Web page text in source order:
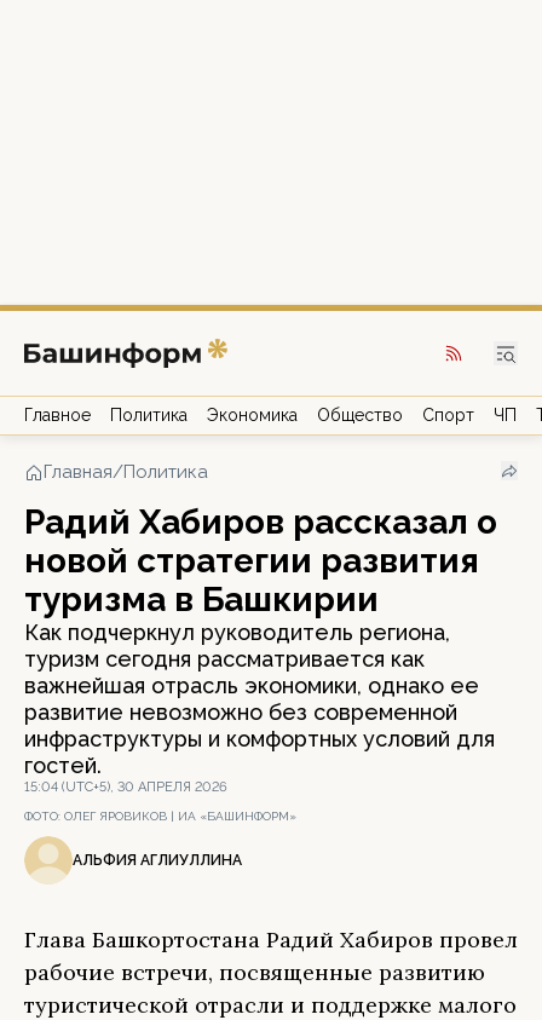
Главное Политика Экономика Общество Спорт ЧП
Главная/Политика
Радий Хабиров рассказал о
новой стратегии развития
туризма в Башкирии
Как подчеркнул руководитель региона,
туризм сегодня рассматривается как
важнейшая отрасль экономики, однако ее
развитие невозможно без современной
инфраструктуры и комфортных условий для
гостей.
15:04 (UTC+5), 30 АПРЕЛЯ 2026
ФОТО: ОЛЕГ ЯРОВИКОВ | ИА «БАШИНФОРМ»
АЛЬФИЯ АГЛИУЛЛИНА
Глава Башкортостана Радий Хабиров провел
рабочие встречи, посвященные развитию
туристической отрасли и поддержке малого